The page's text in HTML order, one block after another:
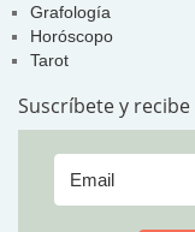
Grafología
Horóscopo
Tarot
Suscríbete y